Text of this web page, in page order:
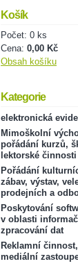
Košík
Počet: 0 ks
Cena: 0,00 Kč
Obsah košíku
Kategorie
elektronická
Mimoškolní
pořádání kurzů,
lektorské činnosti
Pořádání
zábav, výstav,
prodejních a
Poskytování
v oblasti
zpracování dat
Reklamní
mediální